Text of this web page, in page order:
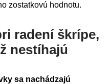
zostatkovú hodnotu.
radení škrípe,
nestíhajú
sa nachádzajú